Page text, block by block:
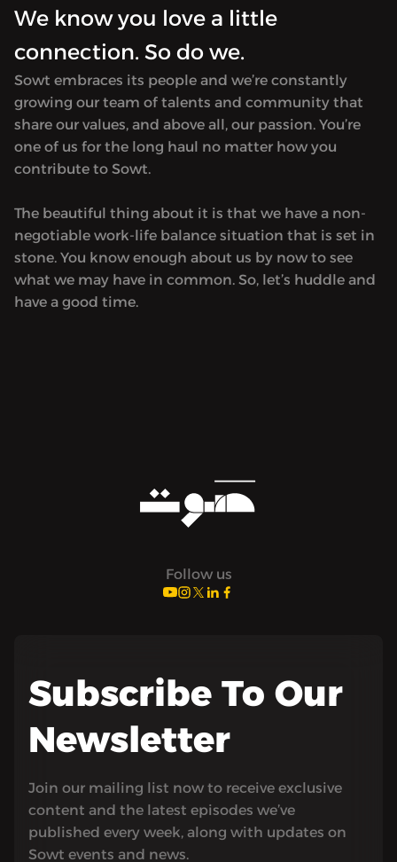
We know you love a little
connection. So do we.
Sowt embraces its people and we’re constantly
growing our team of talents and community that
share our values, and above all, our passion. You’re
one of us for the long haul no matter how you
contribute to Sowt.
The beautiful thing about it is that we have a non-
negotiable work-life balance situation that is set in
stone. You know enough about us by now to see
what we may have in common. So, let’s huddle and
have a good time.
Follow us
Subscribe To Our
Newsletter
Join our mailing list now to receive exclusive
content and the latest episodes we’ve
published every week, along with updates on
Sowt events and news.